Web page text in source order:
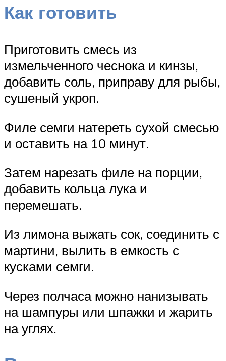
Как готовить
Приготовить смесь из
измельченного чеснока и кинзы,
добавить соль, приправу для рыбы,
сушеный укроп.
Филе семги натереть сухой смесью
и оставить на 10 минут.
Затем нарезать филе на порции,
добавить кольца лука и
перемешать.
Из лимона выжать сок, соединить с
мартини, вылить в емкость с
кусками семги.
Через полчаса можно нанизывать
на шампуры или шпажки и жарить
на углях.